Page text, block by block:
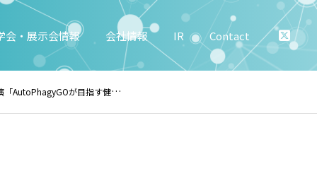
会・展示会情報 会社情報 IR Contact
社会実装-XPRIZE Healthspanレポート-」